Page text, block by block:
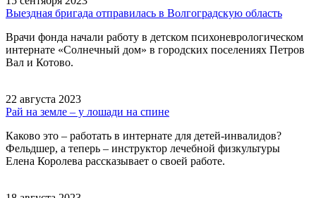
Выездная бригада отправилась в Волгоградскую область
Врачи фонда начали работу в детском психоневрологическом
интернате «Солнечный дом» в городских поселениях Петров
Вал и Котово.
22 августа 2023
Рай на земле – у лошади на спине
Каково это – работать в интернате для детей-инвалидов?
Фельдшер, а теперь – инструктор лечебной физкультуры
Елена Королева рассказывает о своей работе.